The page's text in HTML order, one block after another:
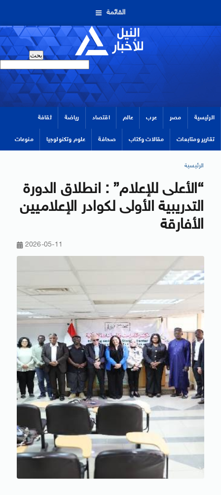
القائمة
الرئيسية مصر عرب عالم اقتصاد رياضة ثقافة
تقارير ومتابعات مقالات وكتاب صحافة علوم وتكنولوجيا منوعات
الرئيسية
“الأعلى للإعلام” : انطلاق الدورة
التدريبية الأولى لكوادر الإعلاميين
الأفارقة
2026-05-11